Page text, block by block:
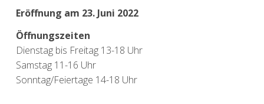
Eröffnung am 23. Juni 2022
Öffnungszeiten
Dienstag bis Freitag 13-18 Uhr
Samstag 11-16 Uhr
Sonntag/Feiertage 14-18 Uhr